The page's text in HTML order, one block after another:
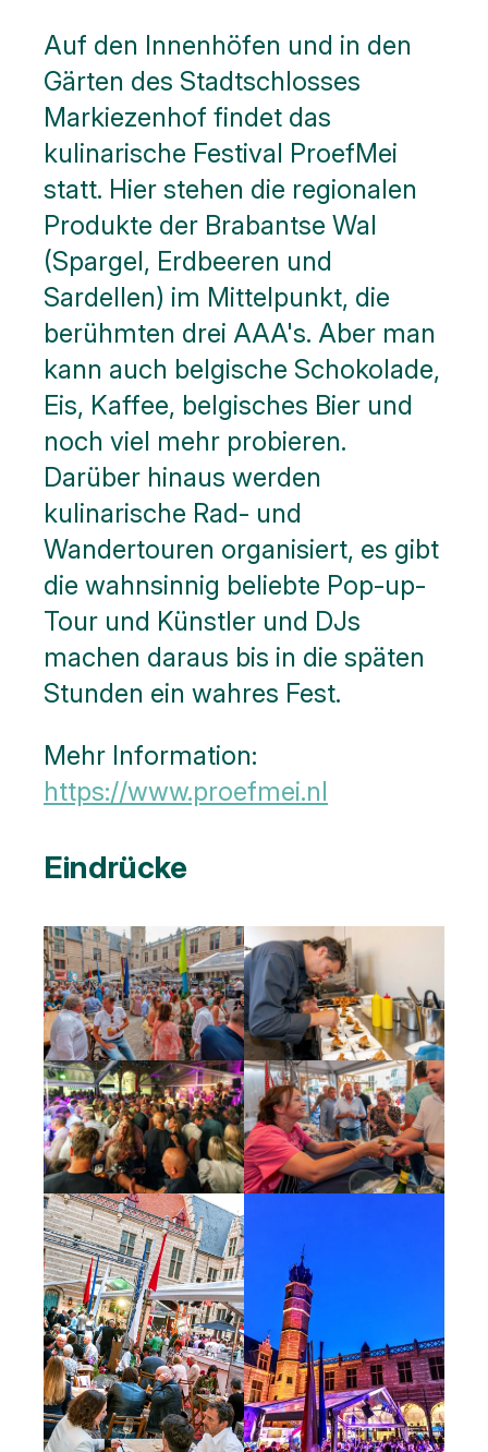
Auf den Innenhöfen und in den
Gärten des Stadtschlosses
Markiezenhof findet das
kulinarische Festival ProefMei
statt. Hier stehen die regionalen
Produkte der Brabantse Wal
(Spargel, Erdbeeren und
Sardellen) im Mittelpunkt, die
berühmten drei AAA's. Aber man
kann auch belgische Schokolade,
Eis, Kaffee, belgisches Bier und
noch viel mehr probieren.
Darüber hinaus werden
kulinarische Rad- und
Wandertouren organisiert, es gibt
die wahnsinnig beliebte Pop-up-
Tour und Künstler und DJs
machen daraus bis in die späten
Stunden ein wahres Fest.
Mehr Information:
https://www.proefmei.nl
Eindrücke